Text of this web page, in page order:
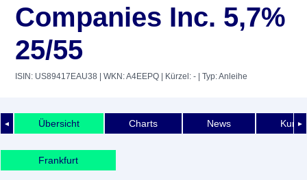
Companies Inc. 5,7%
25/55
ISIN: US89417EAU38 | WKN: A4EEPQ | Kürzel: - | Typ: Anleihe
◄ ►
Übersicht Charts News
Frankfurt